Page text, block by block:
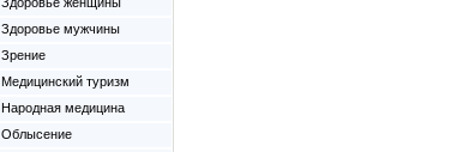
Здоровье мужчины
Зрение
Медицинский туризм
Народная медицина
Облысение